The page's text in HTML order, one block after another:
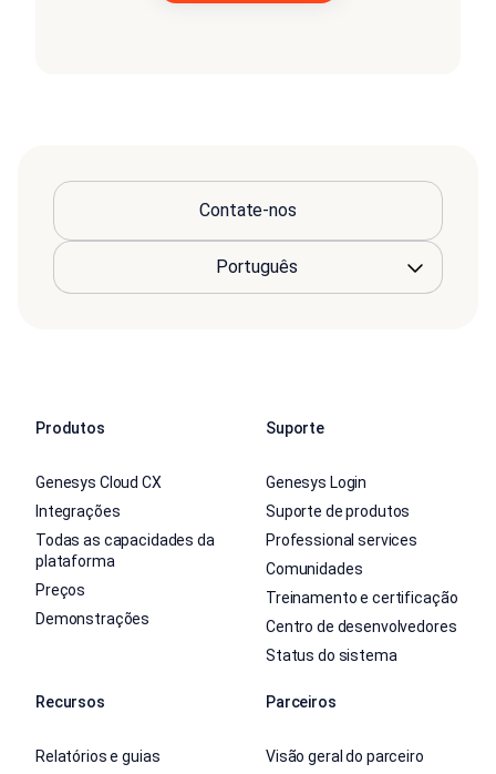
Contate-nos
Produtos
Genesys Cloud CX
Integrações
Todas as capacidades da
plataforma
Preços
Demonstrações
Suporte
Genesys Login
Suporte de produtos
Professional services
Comunidades
Treinamento e certificação
Centro de desenvolvedores
Status do sistema
Recursos
Relatórios e guias
Parceiros
Visão geral do parceiro